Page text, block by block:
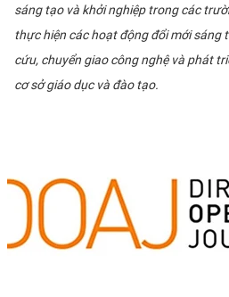
sáng tạo và khởi nghiệp trong các
thực hiện các hoạt động đổi mới sáng
cứu, chuyển giao công nghệ và phát
cơ sở giáo dục và đào tạo.